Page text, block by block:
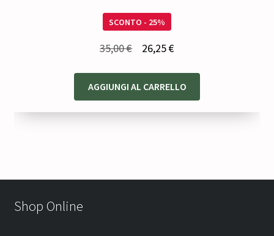
SCONTO - 25%
35,00€
originale
era:
26,25€Il
attuale
è:
AGGIUNGI AL CARRELLO
Shop Online